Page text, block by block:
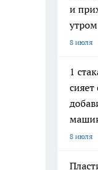
и
8 июля
1
8 июля